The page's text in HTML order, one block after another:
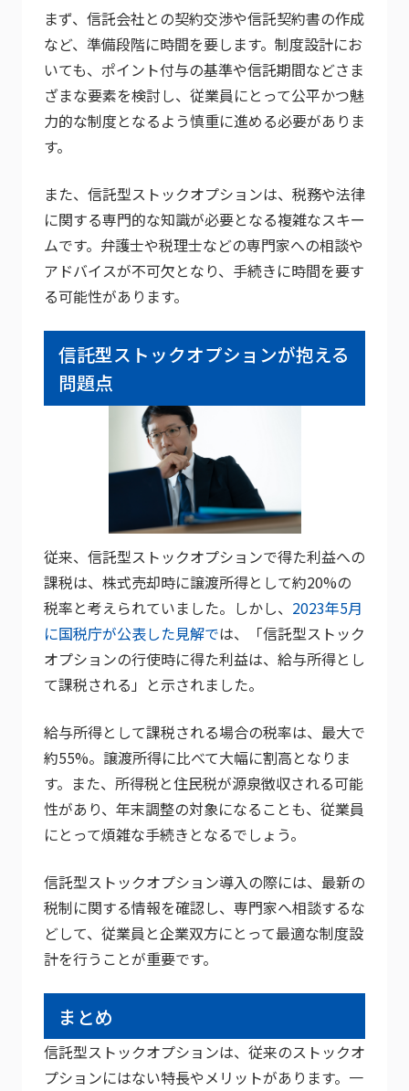
まず、信託会社との契約交渉や信託契約書の作成
など、準備段階に時間を要します。制度設計にお
いても、ポイント付与の基準や信託期間などさま
ざまな要素を検討し、従業員にとって公平かつ魅
力的な制度となるよう慎重に進める必要がありま
す。
また、信託型ストックオプションは、税務や法律
に関する専門的な知識が必要となる複雑なスキー
ムです。弁護士や税理士などの専門家への相談や
アドバイスが不可欠となり、手続きに時間を要す
る可能性があります。
信託型ストックオプションが抱える
問題点
従来、信託型ストックオプションで得た利益への
課税は、株式売却時に譲渡所得として約20%の
税率と考えられていました。しかし、 2023年5月
に国税庁が公表した見解では、「信託型ストック
オプションの行使時に得た利益は、給与所得とし
て課税される」と示されました。
給与所得として課税される場合の税率は、最大で
約55%。譲渡所得に比べて大幅に割高となりま
す。また、所得税と住民税が源泉徴収される可能
性があり、年末調整の対象になることも、従業員
にとって煩雑な手続きとなるでしょう。
信託型ストックオプション導入の際には、最新の
税制に関する情報を確認し、専門家へ相談するな
どして、従業員と企業双方にとって最適な制度設
計を行うことが重要です。
まとめ
信託型ストックオプションは、従来のストックオ
プションにはない特長やメリットがあります。一